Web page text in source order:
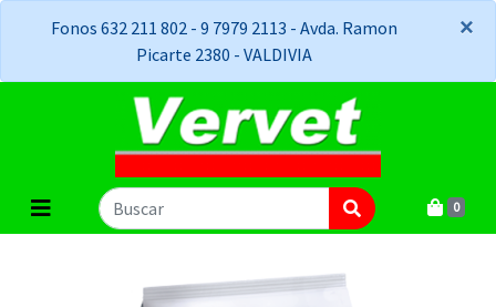
Fonos 632 211 802 - 9 7979 2113 - Avda. Ramon
Picarte 2380 - VALDIVIA
×
×
0